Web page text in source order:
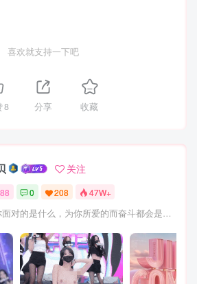
喜欢就支持一下吧
8 分享 收藏
关注
0 208 47W+
不管你面对的是什么，为你所爱的而奋斗都会是值得的